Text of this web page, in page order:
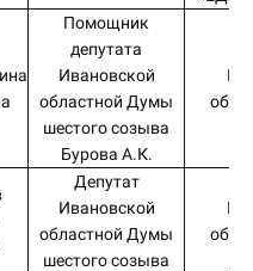
Помощник
депутата
Ивановской
областной Думы
шестого созыва
Бурова А.К.
Депутат
Ивановской
областной Думы
шестого созыва